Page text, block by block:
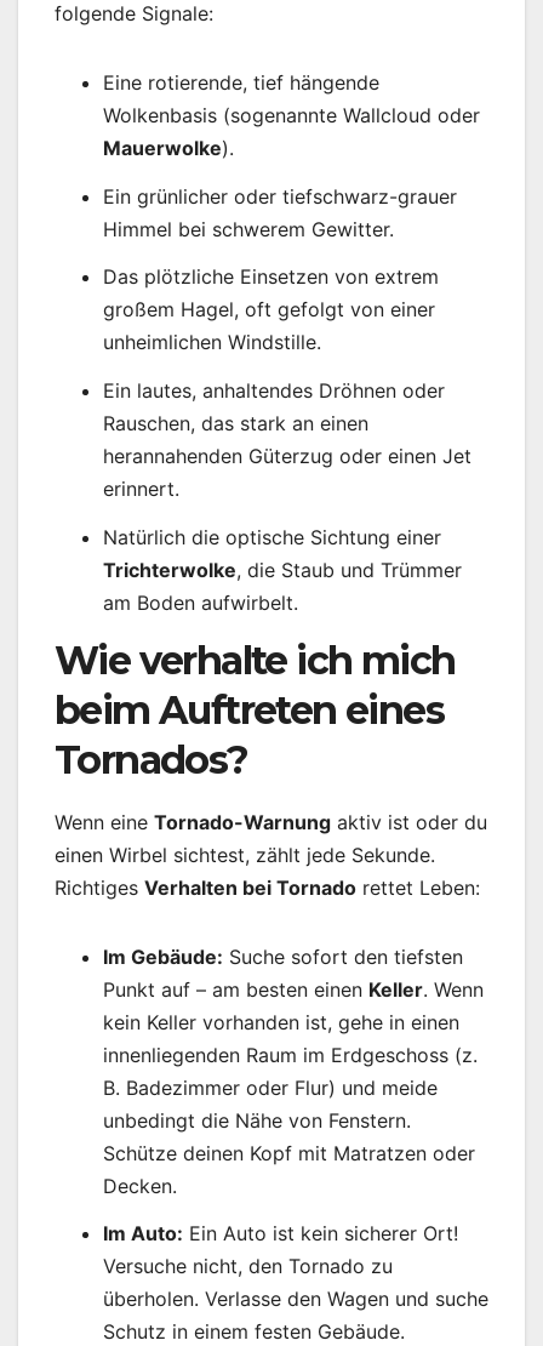
folgende Signale:
Eine rotierende, tief hängende
Wolkenbasis (sogenannte Wallcloud oder
Mauerwolke).
Ein grünlicher oder tiefschwarz-grauer
Himmel bei schwerem Gewitter.
Das plötzliche Einsetzen von extrem
großem Hagel, oft gefolgt von einer
unheimlichen Windstille.
Ein lautes, anhaltendes Dröhnen oder
Rauschen, das stark an einen
herannahenden Güterzug oder einen Jet
erinnert.
Natürlich die optische Sichtung einer
Trichterwolke, die Staub und Trümmer
am Boden aufwirbelt.
Wie verhalte ich mich
beim Auftreten eines
Tornados?
Wenn eine Tornado-Warnung aktiv ist oder du
einen Wirbel sichtest, zählt jede Sekunde.
Richtiges Verhalten bei Tornado rettet Leben:
Im Gebäude: Suche sofort den tiefsten
Punkt auf – am besten einen Keller. Wenn
kein Keller vorhanden ist, gehe in einen
innenliegenden Raum im Erdgeschoss (z.
B. Badezimmer oder Flur) und meide
unbedingt die Nähe von Fenstern.
Schütze deinen Kopf mit Matratzen oder
Decken.
Im Auto: Ein Auto ist kein sicherer Ort!
Versuche nicht, den Tornado zu
überholen. Verlasse den Wagen und suche
Schutz in einem festen Gebäude.